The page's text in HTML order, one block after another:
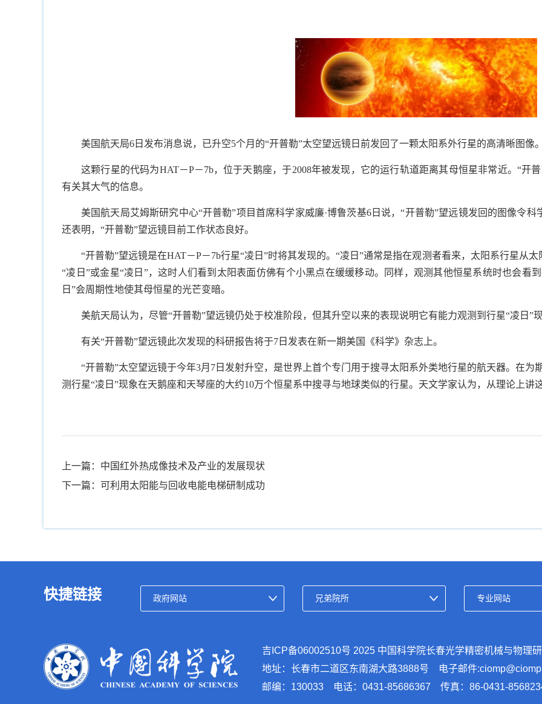
美国航天局6日发布消息说，已升空5个月的“开普勒”太空望远镜日前发回了一颗太阳系外行星的高清晰图像
这颗行星的代码为HAT－P－7b，位于天鹅座，于2008年被发现，它的运行轨道距离其母恒星非常近。“开
有关其大气的信息。
美国航天局艾姆斯研究中心“开普勒”项目首席科学家威廉·博鲁茨基6日说，“开普勒”望远镜发回的图像令
还表明，“开普勒”望远镜目前工作状态良好。
“开普勒”望远镜是在HAT－P－7b行星“凌日”时将其发现的。“凌日”通常是指在观测者看来，太阳系行星从
“凌日”或金星“凌日”，这时人们看到太阳表面仿佛有个小黑点在缓缓移动。同样，观测其他恒星系统时也会看
日”会周期性地使其母恒星的光芒变暗。
美航天局认为，尽管“开普勒”望远镜仍处于校准阶段，但其升空以来的表现说明它有能力观测到行星“凌日”
有关“开普勒”望远镜此次发现的科研报告将于7日发表在新一期美国《科学》杂志上。
“开普勒”太空望远镜于今年3月7日发射升空，是世界上首个专门用于搜寻太阳系外类地行星的航天器。在为
测行星“凌日”现象在天鹅座和天琴座的大约10万个恒星系中搜寻与地球类似的行星。天文学家认为，从理论上
上一篇：中国红外热成像技术及产业的发展现状
下一篇：可利用太阳能与回收电能电梯研制成功
快捷链接
吉ICP备06002510号 2025 中国科学院长春光学精密机械与物理
地址：长春市二道区东南湖大路3888号 电子邮件
邮编：130033 电话：0431-85686367 传真：86-0431-